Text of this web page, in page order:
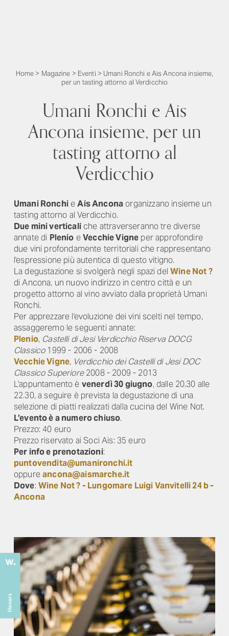
Home > Magazine > Eventi > Umani Ronchi e Ais Ancona insieme,
per un tasting attorno al Verdicchio
Umani Ronchi e Ais
Ancona insieme, per un
tasting attorno al
Verdicchio
Umani RonchieAis Ancona organizzano insieme un
tasting attorno al Verdicchio.
Due mini verticaliche attraverseranno tre diverse
annate di Plenio eVecchie Vigne per approfondire
due vini profondamente territoriali che rappresentano
l'espressione più autentica di questo vitigno.
La degustazione si svolgerà negli spazi delWine Not ?
di Ancona, un nuovo indirizzo in centro città e un
progetto attorno al vino avviato dalla proprietà Umani
Ronchi.
Per apprezzare l'evoluzione dei vini scelti nel tempo,
assaggeremo le seguenti annate:
Plenio, Castelli di Jesi Verdicchio Riserva DOCG
Classico1999 - 2006 - 2008
Vecchie Vigne, Verdicchio dei Castelli di Jesi DOC
Classico Superiore2008 - 2009 - 2013
L'appuntamento è venerdì 30 giugno, dalle 20.30 alle
22.30, a seguire è prevista la degustazione di una
selezione di piatti realizzati dalla cucina del Wine Not.
L’evento è a numero chiuso.
Prezzo: 40 euro
Prezzo riservato ai Soci Ais: 35 euro
Per info e prenotazioni:
puntovendita@umanironchi.it
oppureancona@aismarche.it
Dove: Wine Not ? - Lungomare Luigi Vanvitelli 24 b -
Ancona